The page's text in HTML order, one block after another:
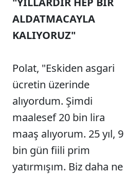
ALDATMACAYLA
KALIYORUZ"
Polat, "Eskiden asgari
ücretin üzerinde
alıyordum. Şimdi
maalesef 20 bin lira
maaş alıyorum. 25 yıl, 9
bin gün fiili prim
yatırmışım. Biz daha ne